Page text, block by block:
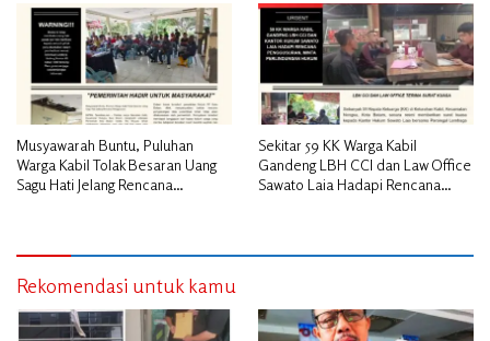
Musyawarah Buntu, Puluhan
Warga Kabil Tolak Besaran Uang
Sagu Hati Jelang Rencana
Sekitar 59 KK Warga Kabil
Gandeng LBH CCI dan Law Office
Sawato Laia Hadapi Rencana
Rekomendasi untuk kamu